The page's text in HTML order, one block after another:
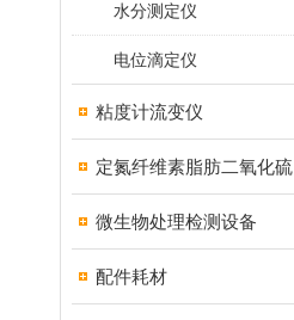
水分测定仪
电位滴定仪
粘度计流变仪
定氮纤维素脂肪二氧化硫
微生物处理检测设备
配件耗材